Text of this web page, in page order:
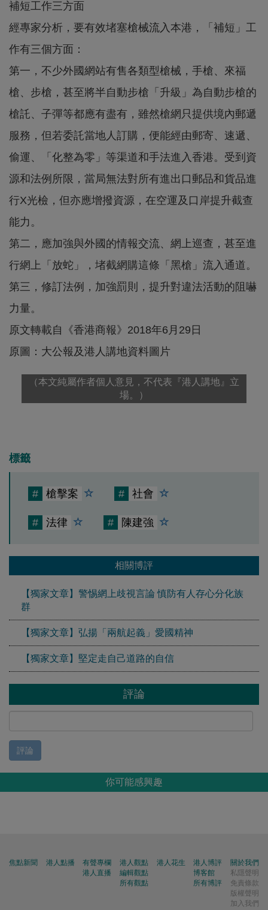
補短工作三方面
經專家分析，要有效堵塞槍械流入本港，「補短」工
作有三個方面：
第一，不少外國網站有售各類型槍械，手槍、來福
槍、步槍，甚至將半自動步槍「升級」為自動步槍的
槍託、子彈等都應有盡有，雖然槍網只提供境內郵遞
服務，但若委託當地人訂購，便能經由郵寄、速遞、
偷運、「化整為零」等渠道和手法進入香港。受到資
源和法例所限，當局無法對所有進出口郵品和貨品進
行X光檢，但亦應增撥資源，在空運及口岸提升截查
能力。
第二，應加強與外國的情報交流、網上巡查，甚至進
行網上「放蛇」，堵截網購這條「黑槍」流入通道。
第三，修訂法例，加強罰則，提升對違法活動的阻嚇
力量。
原文轉載自《香港商報》2018年6月29日
原圖：大公報及港人講地資料圖片
（本文純屬作者個人意見，不代表『港人講地』立
場。）
標籤
# 槍擊案 # 社會
# 法律 # 陳建強
相關博評
【獨家文章】警惕網上歧視言論 慎防有人存心分化族
群
【獨家文章】弘揚「兩航起義」愛國精神
【獨家文章】堅定走自己道路的自信
評論
評論
你可能感興趣
焦點新聞 港人點播
有聲專欄
港人直播
港人觀點
編輯觀點
所有觀點
港人花生
港人博評
博客館
所有博評
關於我們
私隱聲明
免責條款
版權聲明
加入我們